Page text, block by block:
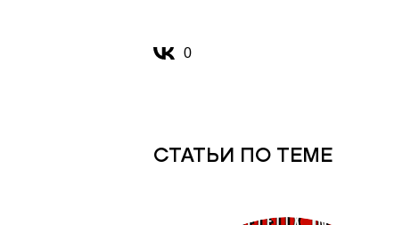
0
СТАТЬИ ПО ТЕМЕ